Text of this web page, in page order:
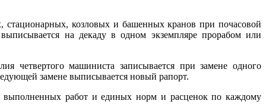
стационарных, козловых и башенных кранов при почасовой
на декаду в одном экземпляре прорабом или
четвертого машиниста записывается при замене одного
замене выписывается новый рапорт.
выполненных работ и единых норм и расценок по каждому